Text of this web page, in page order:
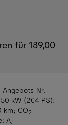
für 189,00
Angebots-Nr.
kW (204 PS):
km; CO2-
A;